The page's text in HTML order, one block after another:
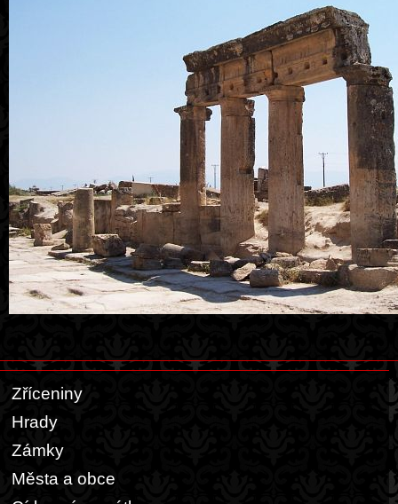
Zříceniny
Hrady
Zámky
Města a obce